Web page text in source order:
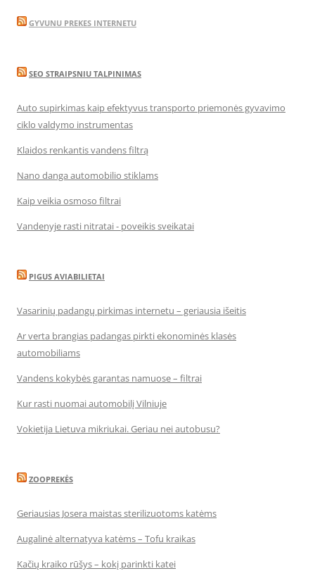
GYVUNU PREKES INTERNETU
SEO STRAIPSNIU TALPINIMAS
Auto supirkimas kaip efektyvus transporto priemonės gyvavimo
ciklo valdymo instrumentas
Klaidos renkantis vandens filtrą
Nano danga automobilio stiklams
Kaip veikia osmoso filtrai
Vandenyje rasti nitratai - poveikis sveikatai
PIGUS AVIABILIETAI
Vasarinių padangų pirkimas internetu – geriausia išeitis
Ar verta brangias padangas pirkti ekonominės klasės
automobiliams
Vandens kokybės garantas namuose – filtrai
Kur rasti nuomai automobilį Vilniuje
Vokietija Lietuva mikriukai. Geriau nei autobusu?
ZOOPREKĖS
Geriausias Josera maistas sterilizuotoms katėms
Augalinė alternatyva katėms – Tofu kraikas
Kačių kraiko rūšys – kokį parinkti katei